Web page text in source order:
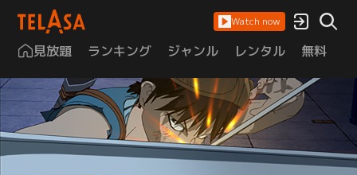
Watch now
見放題 ランキング ジャンル レンタル 無料